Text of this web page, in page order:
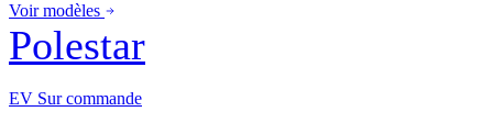
Voir modèles
Polestar
EV Sur commande